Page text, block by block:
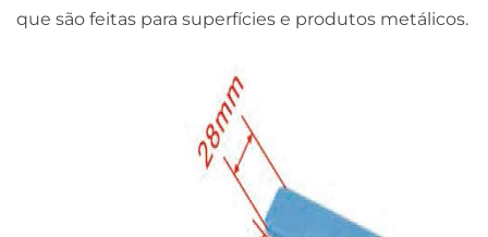
que são feitas para superfícies e produtos metálicos.